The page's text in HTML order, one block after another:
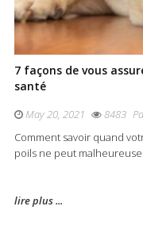
7 façons de vous
santé
May 20, 2021 8483
Comment savoir quand
poils ne peut
lire plus ...